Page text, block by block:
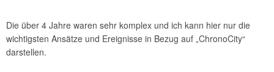
Die über 4 Jahre waren sehr komplex und ich kann hier nur die
wichtigsten Ansätze und Ereignisse in Bezug auf „ChronoCity“
darstellen.